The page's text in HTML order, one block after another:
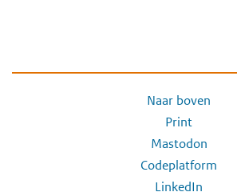
Naar boven
Print
Mastodon
Codeplatform
LinkedIn